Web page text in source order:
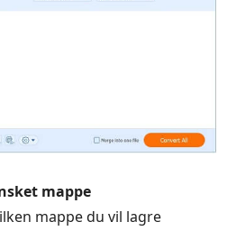
mappe
mappe du vil lagre